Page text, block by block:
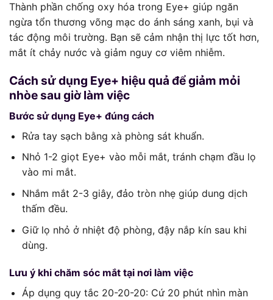
Thành phần chống oxy hóa trong Eye+ giúp ngăn
ngừa tổn thương võng mạc do ánh sáng xanh, bụi và
tác động môi trường. Bạn sẽ cảm nhận thị lực tốt hơn,
mắt ít chảy nước và giảm nguy cơ viêm nhiễm.
Cách sử dụng Eye+ hiệu quả để giảm mỏi
nhòe sau giờ làm việc
Bước sử dụng Eye+ đúng cách
Rửa tay sạch bằng xà phòng sát khuẩn.
Nhỏ 1-2 giọt Eye+ vào mỗi mắt, tránh chạm đầu lọ
vào mi mắt.
Nhắm mắt 2-3 giây, đảo tròn nhẹ giúp dung dịch
thấm đều.
Giữ lọ nhỏ ở nhiệt độ phòng, đậy nắp kín sau khi
dùng.
Lưu ý khi chăm sóc mắt tại nơi làm việc
Áp dụng quy tắc 20-20-20: Cứ 20 phút nhìn màn